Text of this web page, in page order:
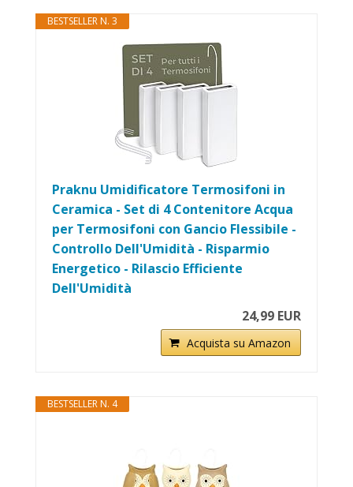
BESTSELLER N. 3
Praknu Umidificatore Termosifoni in
Ceramica - Set di 4 Contenitore Acqua
per Termosifoni con Gancio Flessibile -
Controllo Dell'Umidità - Risparmio
Energetico - Rilascio Efficiente
Dell'Umidità
24,99 EUR
Acquista su Amazon
BESTSELLER N. 4